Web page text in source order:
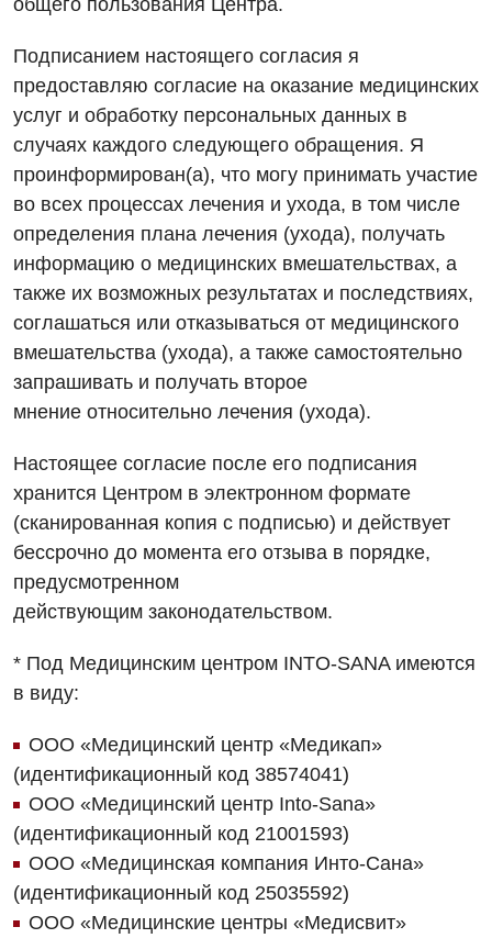
Гастроэнтерология
Гинекологическое отделение
Дерматовенерология
Диетология
Дневной стационар
Кардиология
Маммология
Неврология
Нейрохирургия
Онкологическое отделение
Ортопедия и травматология
Отделение интенсивной терапии
Отделение неотложных состояний
Офтальмологическое отделение
Педиатрическое отделение
Проктология
Пульмонология
общего пользования Центра.
Подписанием настоящего согласия я
предоставляю согласие на оказание медицинских
услуг и обработку персональных данных в
случаях каждого следующего обращения. Я
проинформирован(а), что могу принимать участие
во всех процессах лечения и ухода, в том числе
определения плана лечения (ухода), получать
информацию о медицинских вмешательствах, а
также их возможных результатах и последствиях,
соглашаться или отказываться от медицинского
вмешательства (ухода), а также самостоятельно
запрашивать и получать второе
мнение относительно лечения (ухода).
Настоящее согласие после его подписания
хранится Центром в электронном формате
(сканированная копия с подписью) и действует
бессрочно до момента его отзыва в порядке,
предусмотренном
действующим законодательством.
* Под Медицинским центром INTO-SANA имеются
в виду:
ООО «Медицинский центр «Медикап»
(идентификационный код 38574041)
ООО «Медицинский центр Into-Sana»
(идентификационный код 21001593)
ООО «Медицинская компания Инто-Сана»
(идентификационный код 25035592)
ООО «Медицинские центры «Медисвит»